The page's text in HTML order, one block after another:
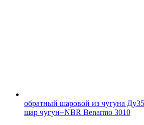
обратный шаровой из чугуна
шар чугун+NBR Benarmo 3010